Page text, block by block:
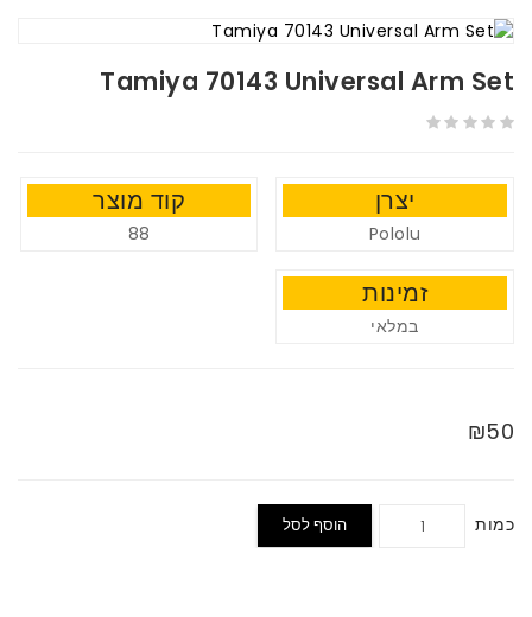
Tamiya 70143 Universal Arm Set
יצרן
Pololu
קוד מוצר
88
זמינות
במלאי
₪50
כמות הוסף לסל